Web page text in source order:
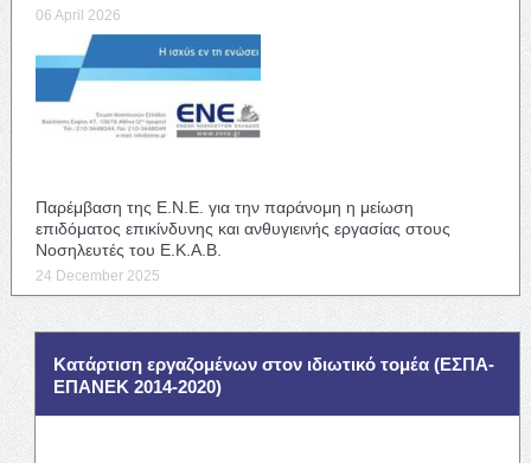
06 April 2026
Παρέμβαση της Ε.Ν.Ε. για την παράνομη η μείωση
επιδόματος επικίνδυνης και ανθυγιεινής εργασίας στους
Νοσηλευτές του Ε.Κ.Α.Β.
24 December 2025
Κατάρτιση εργαζομένων στον ιδιωτικό τομέα (ΕΣΠΑ-
ΕΠΑΝΕΚ 2014-2020)